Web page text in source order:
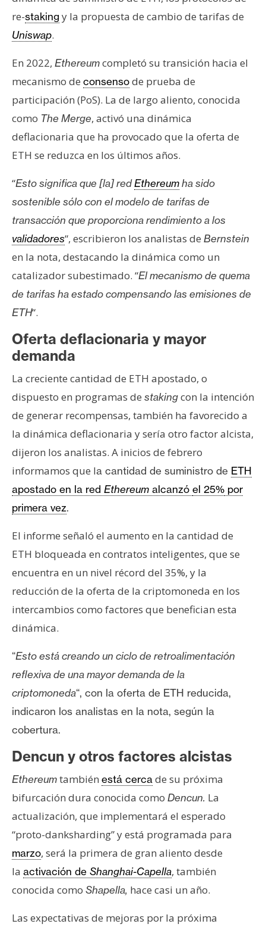
re-staking y la propuesta de cambio de tarifas de
Uniswap.
En 2022, Ethereumcompletó su transición hacia el
mecanismo de consensode prueba de
participación (PoS). La de largo aliento, conocida
como The Merge, activó una dinámica
deflacionaria que ha provocado que la oferta de
ETH se reduzca en los últimos años.
“Esto significa que [la] redEthereumha sido
sostenible sólo con el modelo de tarifas de
transacción que proporciona rendimiento a los
validadores“, escribieron los analistas de Bernstein
en la nota, destacando la dinámica como un
catalizador subestimado. “El mecanismo de quema
de tarifas ha estado compensando las emisiones de
ETH“.
Oferta deflacionaria y mayor
demanda
La creciente cantidad de ETH apostado, o
dispuesto en programas de stakingcon la intención
de generar recompensas, también ha favorecido a
la dinámica deflacionaria y sería otro factor alcista,
dijeron los analistas. A inicios de febrero
informamos que la cantidad de suministro de ETH
apostado en la red Ethereum alcanzó el 25% por
primera vez.
El informe señaló el aumento en la cantidad de
ETH bloqueada en contratos inteligentes, que se
encuentra en un nivel récord del 35%, y la
reducción de la oferta de la criptomoneda en los
intercambios como factores que benefician esta
dinámica.
“Esto está creando un ciclo de retroalimentación
reflexiva de una mayor demanda de la
criptomoneda“, con la oferta de ETH reducida,
indicaron los analistas en la nota, según la
cobertura.
Dencun y otros factores alcistas
Ethereumtambién está cerca de su próxima
bifurcación dura conocida como Dencun. La
actualización, que implementará el esperado
“proto-danksharding” y está programada para
marzo, será la primera de gran aliento desde
la activación de Shanghai-Capella, también
conocida como Shapella, hace casi un año.
Las expectativas de mejoras por la próxima